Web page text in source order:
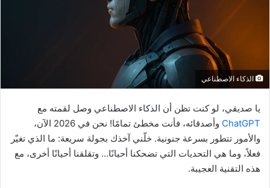
الذكاء الاصطناعي
يا صديقي، لو كنت تظن أن الذكاء الاصطناعي وصل لقمته مع
ChatGPT
وأصدقائه، فأنت مخطئ تمامًا! نحن في 2026 الآن،
والأمور تتطور بسرعة جنونية. خلّني آخذك بجولة سريعة: ما الذي تغيّر
فعلاً، وما هي التحديات التي تضحكنا أحيانًا… وتقلقنا أحيانًا أخرى، مع
هذه التقنية العجيبة.